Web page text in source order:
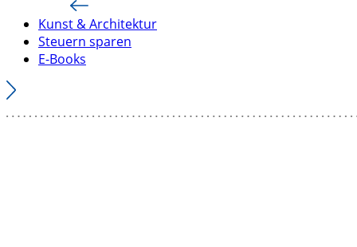
Kunst & Architektur
Steuern sparen
E-Books